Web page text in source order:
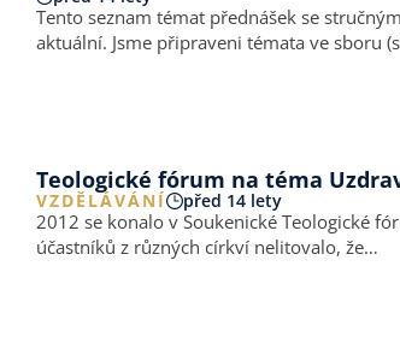
Tento seznam témat přednášek se
aktuální. Jsme připraveni témata ve sboru
Teologické fórum na téma
VZDĚLÁVÁNÍ před 14 lety
2012 se konalo v Soukenické Teologické
účastníků z různých církví nelitovalo, že…